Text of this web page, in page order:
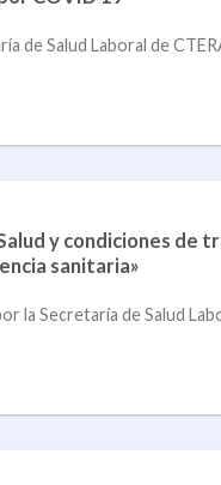
de Salud Laboral de
y condiciones de
sanitaria»
la Secretaría de Salud